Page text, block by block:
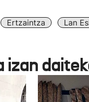
Ertzaintza Lan
izan